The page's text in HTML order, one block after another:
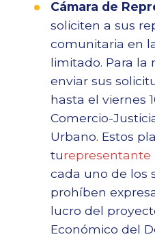
Cámara de
soliciten a sus
comunitaria en
limitado. Para la
enviar sus
hasta el viernes
Comercio-
Urbano. Estos
turepresentante
cada uno de los
prohíben
lucro del
Económico del